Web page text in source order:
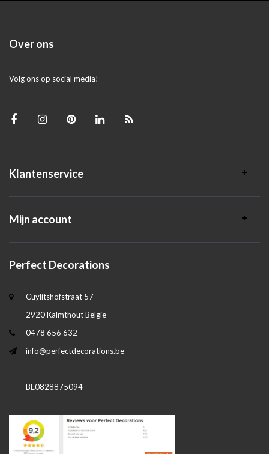
Over ons
Volg ons op social media!
Klantenservice
Mijn account
Perfect Decorations
Cuylitshofstraat 57
2920 Kalmthout België
0478 656 632
info@perfectdecorations.be
BE0828875094